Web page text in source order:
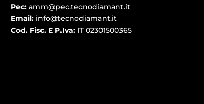
Pec: amm@pec.tecnodiamant.it
Email: info@tecnodiamant.it
Cod. Fisc. E P.Iva:IT 02301500365